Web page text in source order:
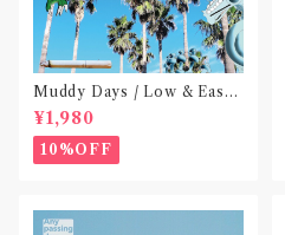
Muddy Days / Low & Easy
Life〝東京〟
¥1,980
10%OFF